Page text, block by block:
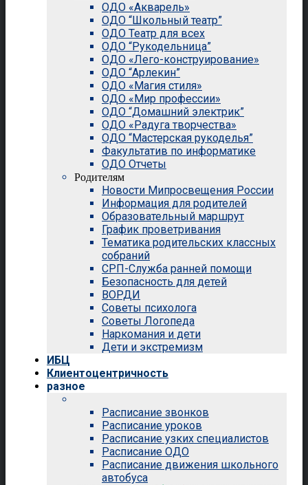
ОДО «Акварель»
ОДО “Школьный театр”
ОДО Театр для всех
ОДО “Рукодельница”
ОДО «Лего-конструирование»
ОДО “Арлекин”
ОДО «Магия стиля»
ОДО «Мир профессии»
ОДО “Домашний электрик”
ОДО «Радуга творчества»
ОДО “Мастерская рукоделья”
Факультатив по информатике
ОДО Отчеты
Родителям
Новости Мипросвещения России
Информация для родителей
Образовательный маршрут
График проветривания
Тематика родительских классных
собраний
СРП-Служба ранней помощи
Безопасность для детей
ВОРДИ
Советы психолога
Советы Логопеда
Наркомания и дети
Дети и экстремизм
ИБЦ
Клиентоцентричность
разное
Расписание звонков
Расписание уроков
Расписание узких специалистов
Расписание ОДО
Расписание движения школьного
автобуса